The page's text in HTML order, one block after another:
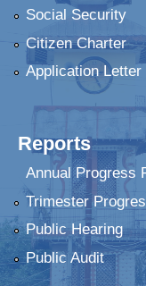
Social Security
Citizen Charter
Application Letter
Reports
Annual Progress
Trimester
Public Hearing
Public Audit